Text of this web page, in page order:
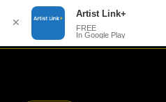
✕
Artist Link+
FREE
In Google Play